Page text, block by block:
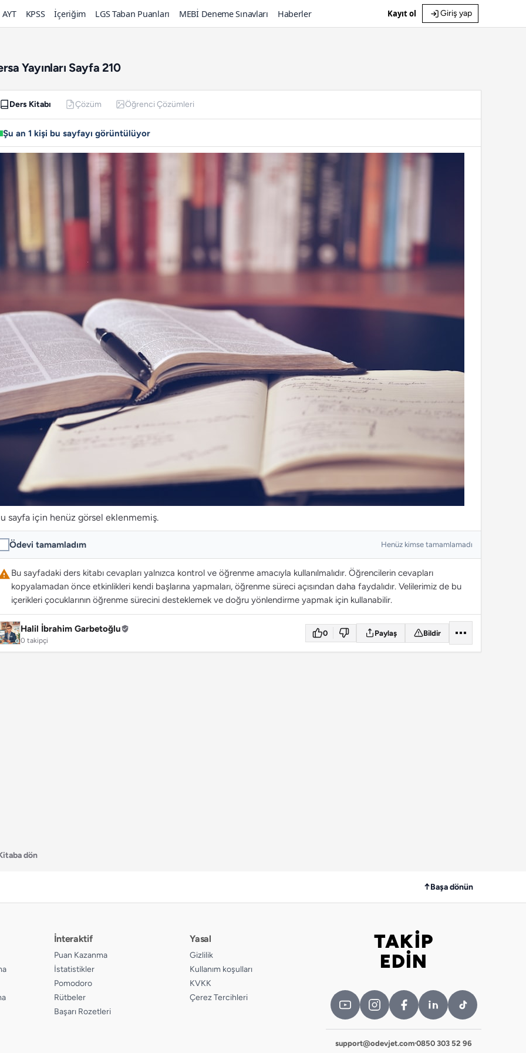
AYT KPSS İçeriğim LGS Taban Puanları MEBİ Deneme Sınavları Haberler Kayıt ol Giriş yap
Yayınları Sayfa 210
Ders Kitabı Çözüm Öğrenci Çözümleri
Şu an 1 kişi bu sayfayı görüntülüyor
sayfa için henüz görsel eklenmemiş.
Ödevi tamamladım Henüz kimse tamamlamadı
Bu sayfadaki ders kitabı cevapları yalnızca kontrol ve öğrenme amacıyla kullanılmalıdır. Öğrencilerin cevapları
kopyalamadan önce etkinlikleri kendi başlarına yapmaları, öğrenme süreci açısından daha faydalıdır. Velilerimiz de bu
içerikleri çocuklarının öğrenme sürecini desteklemek ve doğru yönlendirme yapmak için kullanabilir.
Halil İbrahim Garbetoğlu
0 takipçi
0 Paylaş Bildir
dön
↑Başa dönün
İnteraktif
Puan Kazanma
İstatistikler
Pomodoro
Rütbeler
Başarı Rozetleri
Yasal
Gizlilik
Kullanım koşulları
KVKK
Çerez Tercihleri
Bizi takip edin
TAKİP
EDİN
support@odevjet.com·0850 303 52 96